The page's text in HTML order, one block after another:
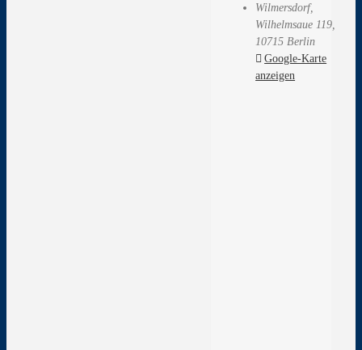
Wilmersdorf,
Wilhelmsaue 119,
10715 Berlin
Google-Karte
anzeigen